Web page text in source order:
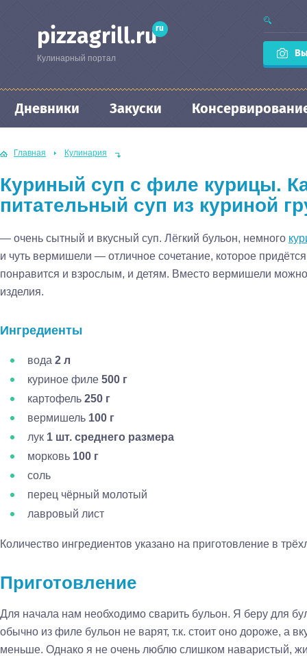
pizzagrill.ruru
Кулинарный портал
Дневники Закуски
Главная Кулинария
Куриный суп с филе курицы.
питательный суп из куриной
— очень сытный и вкусный суп. Лёгкий бульон, немного
и чуть вермишели — отличное сочетание, которое
понравится и взрослым, и детям. Вместо вермишели
изделия.
Ингредиенты
вода 2 л
куриное филе 500 г
картофель 250 г
вермишель 100 г
лук 1 шт. среднего размера
морковь 100 г
соль
перец чёрный молотый
лавровый лист
Количество ингредиентов указано на приготовление в
Приготовление
Для начала нам необходимо сварить бульон. Я беру для
обычно из филе бульон не варят, т.к. стоит оно дороже, а
меньше. Однако я не очень люблю слишком наваристый,